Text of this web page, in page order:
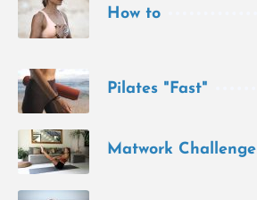
How to
Pilates "Fast"
Matwork Challenge